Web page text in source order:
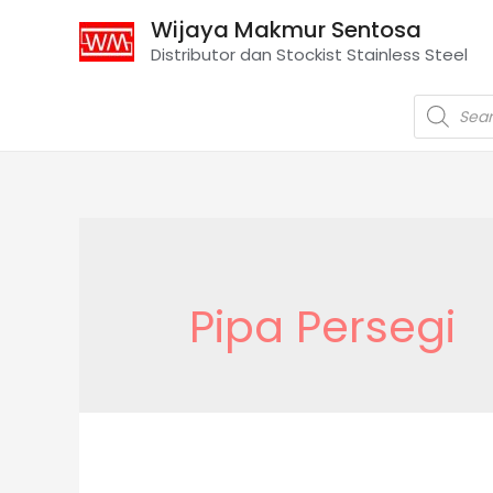
Wijaya Makmur Sentosa
Distributor dan Stockist Stainless Steel
Pipa Persegi